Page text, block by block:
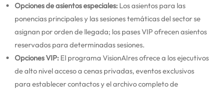
Opciones de asientos especiales: Los asientos para las
ponencias principales y las sesiones temáticas del sector se
asignan por orden de llegada; los pases VIP ofrecen asientos
reservados para determinadas sesiones.
Opciones VIP: El programa VisionAIres ofrece a los ejecutivos
de alto nivel acceso a cenas privadas, eventos exclusivos
para establecer contactos y el archivo completo de